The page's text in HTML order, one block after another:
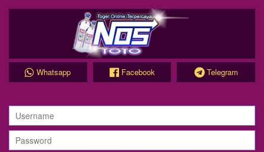
Whatsapp Facebook Telegram